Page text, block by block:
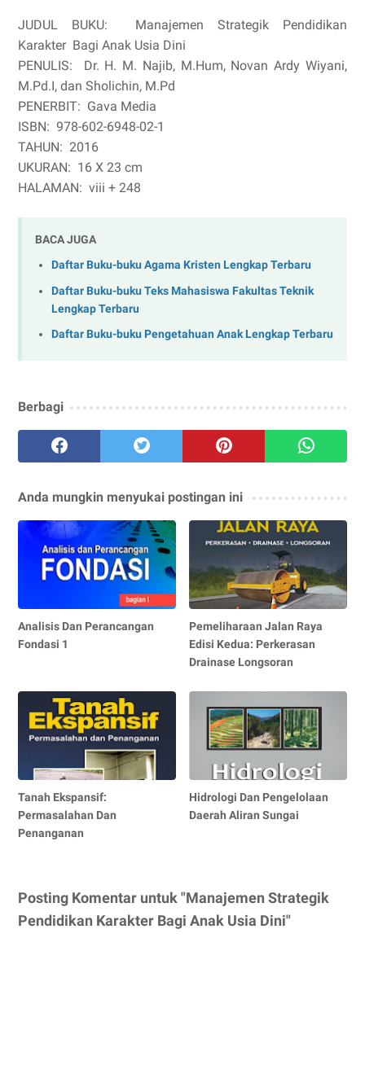
JUDUL BUKU:
Manajemen Strategik Pendidikan
Karakter Bagi Anak Usia Dini
PENULIS:
Dr. H. M. Najib, M.Hum, Novan Ardy Wiyani,
M.Pd.I, dan Sholichin, M.Pd
PENERBIT: Gava Media
ISBN: 978-602-6948-02-1
TAHUN: 2016
UKURAN: 16 X 23 cm
HALAMAN: viii + 248
BACA JUGA
Daftar Buku-buku Agama Kristen Lengkap Terbaru
Daftar Buku-buku Teks Mahasiswa Fakultas Teknik
Lengkap Terbaru
Daftar Buku-buku Pengetahuan Anak Lengkap Terbaru
Berbagi
Anda mungkin menyukai postingan ini
Analisis Dan Perancangan
Fondasi 1
Pemeliharaan Jalan Raya
Edisi Kedua: Perkerasan
Drainase Longsoran
Tanah Ekspansif:
Permasalahan Dan
Penanganan
Hidrologi Dan Pengelolaan
Daerah Aliran Sungai
Posting Komentar untuk "Manajemen Strategik
Pendidikan Karakter Bagi Anak Usia Dini"